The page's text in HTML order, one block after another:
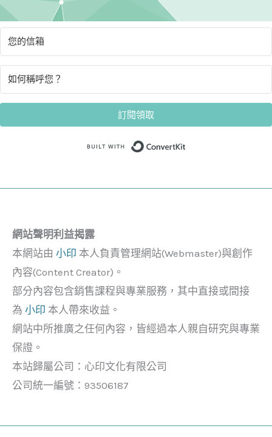
訂閱領取
網站聲明利益揭露
本網站由 小印 本人負責管理網站(Webmaster)與創作
內容(Content Creator)。
部分內容包含銷售課程與專業服務，其中直接或間接
為 小印 本人帶來收益。
網站中所推廣之任何內容，皆經過本人親自研究與專業
保證。
本站歸屬公司：心印文化有限公司
公司統一編號：93506187